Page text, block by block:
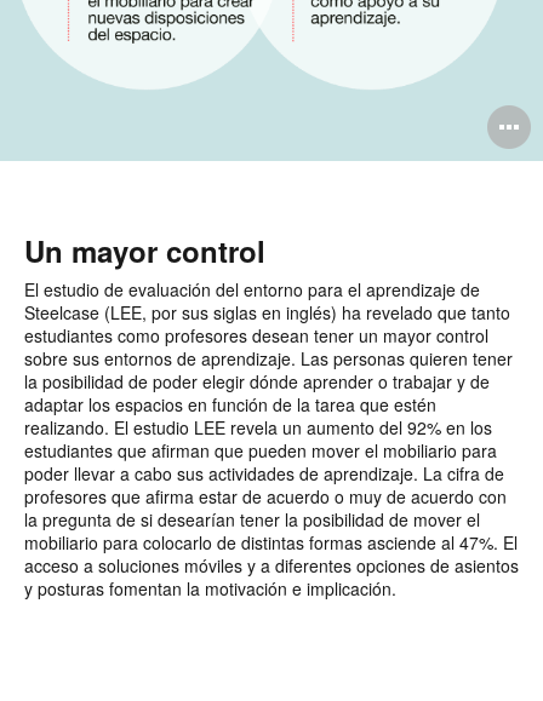
Un mayor control
El estudio de evaluación del entorno para el aprendizaje de
Steelcase (LEE, por sus siglas en inglés) ha revelado que tanto
estudiantes como profesores desean tener un mayor control
sobre sus entornos de aprendizaje. Las personas quieren tener
la posibilidad de poder elegir dónde aprender o trabajar y de
adaptar los espacios en función de la tarea que estén
realizando. El estudio LEE revela un aumento del 92% en los
estudiantes que afirman que pueden mover el mobiliario para
poder llevar a cabo sus actividades de aprendizaje. La cifra de
profesores que afirma estar de acuerdo o muy de acuerdo con
la pregunta de si desearían tener la posibilidad de mover el
mobiliario para colocarlo de distintas formas asciende al 47%. El
acceso a soluciones móviles y a diferentes opciones de asientos
y posturas fomentan la motivación e implicación.